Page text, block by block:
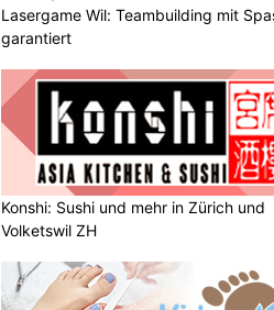
Lasergame Wil: Teambuilding mit
garantiert
Konshi: Sushi und mehr in Zürich und
Volketswil ZH